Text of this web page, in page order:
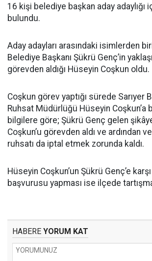
16 kişi belediye başkan aday adaylığı
bulundu.
Aday adayları arasındaki isimlerden
Belediye Başkanı Şükrü Genç’in
görevden aldığı Hüseyin Coşkun oldu.
Coşkun görev yaptığı sürede Sarıyer
Ruhsat Müdürlüğü Hüseyin Coşkun’a
bilgilere göre; Şükrü Genç gelen
Coşkun’u görevden aldı ve ardından
ruhsatı da iptal etmek zorunda kaldı.
Hüseyin Coşkun’un Şükrü Genç’e
başvurusu yapması ise ilçede
HABERE YORUM KAT